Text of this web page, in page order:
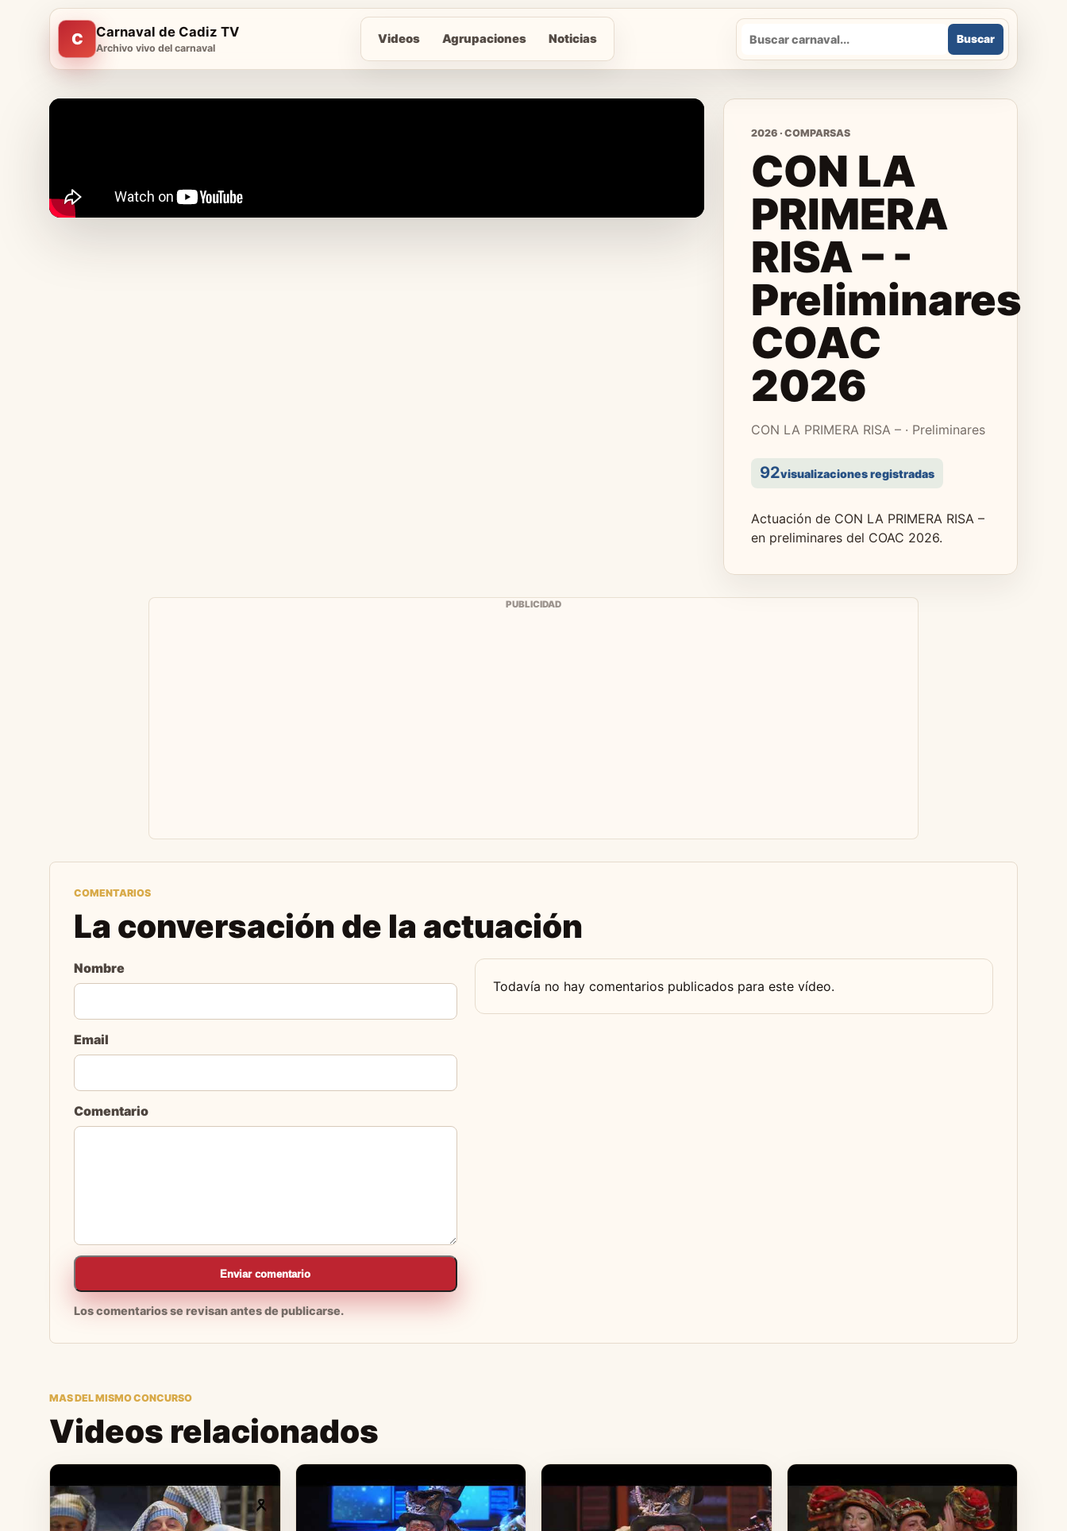
C Carnaval de Cadiz TV
Archivo vivo del carnaval
Videos Agrupaciones Noticias
Buscar
Buscar
2026 · COMPARSAS
CON LA
PRIMERA
RISA – -
Preliminares
COAC
2026
CON LA PRIMERA RISA – · Preliminares
92visualizaciones registradas
Actuación de CON LA PRIMERA RISA –
en preliminares del COAC 2026.
PUBLICIDAD
COMENTARIOS
La conversación de la actuación
Nombre
Email
Comentario
Enviar comentario
Los comentarios se revisan antes de publicarse.
Todavía no hay comentarios publicados para este vídeo.
MAS DEL MISMO CONCURSO
Videos relacionados